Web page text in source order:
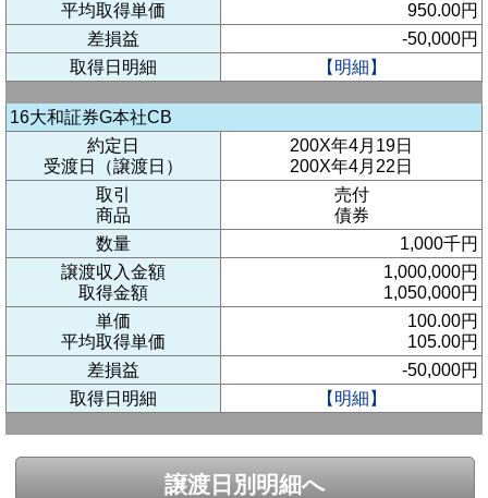
平均取得単価
差損益
取得日明細
950.00円
-50,000円
【明細】
16大和証券G本社CB
約定日
受渡日（譲渡日）
取引
商品
数量
譲渡収入金額
取得金額
単価
平均取得単価
差損益
取得日明細
200X年4月19日
200X年4月22日
売付
債券
1,000千円
1,000,000円
1,050,000円
100.00円
105.00円
-50,000円
【明細】
譲渡日別明細へ